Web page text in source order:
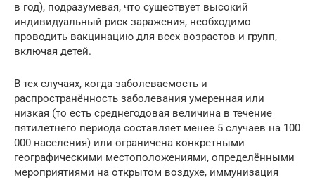
в год), подразумевая, что существует высокий
индивидуальный риск заражения, необходимо
проводить вакцинацию для всех возрастов и групп,
включая детей.
В тех случаях, когда заболеваемость и
распространённость заболевания умеренная или
низкая (то есть среднегодовая величина в течение
пятилетнего периода составляет менее 5 случаев на 100
000 населения) или ограничена конкретными
географическими местоположениями, определёнными
мероприятиями на открытом воздухе, иммунизация